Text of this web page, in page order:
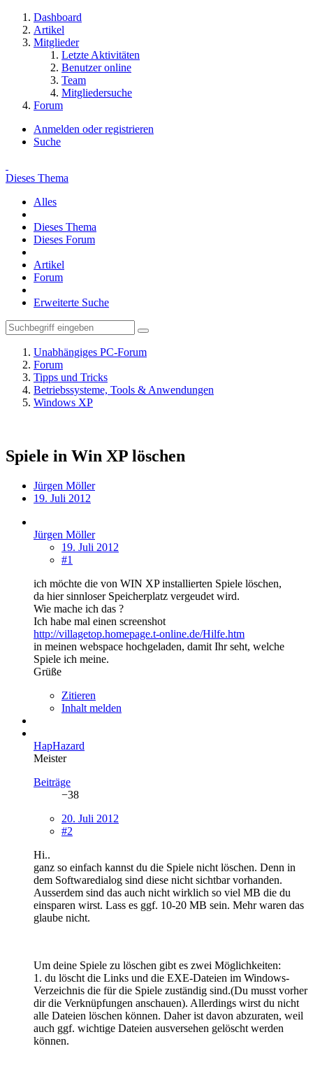
Dashboard
Artikel
Mitglieder
Letzte Aktivitäten
Benutzer online
Team
Mitgliedersuche
Forum
Anmelden oder registrieren
Suche
Dieses Thema
Alles
Dieses Thema
Dieses Forum
Artikel
Forum
Erweiterte Suche
Unabhängiges PC-Forum
Forum
Tipps und Tricks
Betriebssysteme, Tools & Anwendungen
Windows XP
Spiele in Win XP löschen
Jürgen Möller
19. Juli 2012
Jürgen Möller
19. Juli 2012
#1
ich möchte die von WIN XP installierten Spiele löschen,
da hier sinnloser Speicherplatz vergeudet wird.
Wie mache ich das ?
Ich habe mal einen screenshot
http://villagetop.homepage.t-online.de/Hilfe.htm
in meinen webspace hochgeladen, damit Ihr seht, welche
Spiele ich meine.
Grüße
Zitieren
Inhalt melden
HapHazard
Meister
Beiträge
−38
20. Juli 2012
#2
Hi..
ganz so einfach kannst du die Spiele nicht löschen. Denn in
dem Softwaredialog sind diese nicht sichtbar vorhanden.
Ausserdem sind das auch nicht wirklich so viel MB die du
einsparen wirst. Lass es ggf. 10-20 MB sein. Mehr waren das
glaube nicht.
Um deine Spiele zu löschen gibt es zwei Möglichkeiten:
1. du löscht die Links und die EXE-Dateien im Windows-
Verzeichnis die für die Spiele zuständig sind.(Du musst vorher
dir die Verknüpfungen anschauen). Allerdings wirst du nicht
alle Dateien löschen können. Daher ist davon abzuraten, weil
auch ggf. wichtige Dateien ausversehen gelöscht werden
können.